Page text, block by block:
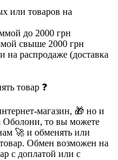
или товаров на
до 2000 грн
свыше 2000 грн
на распродаже (доставка
товар ❓
магазин, 🎁 но и
Оболони, то вы можете
🚀 и обменять или
Обмен возможен на
с доплатой или с